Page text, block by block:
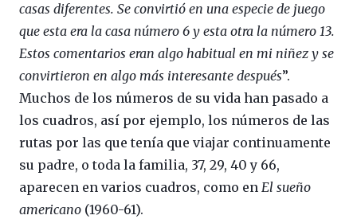
casas diferentes. Se convirtió en una especie de juego
que esta era la casa número 6 y esta otra la número 13.
Estos comentarios eran algo habitual en mi niñez y se
convirtieron en algo más interesante después”.
Muchos de los números de su vida han pasado a
los cuadros, así por ejemplo, los números de las
rutas por las que tenía que viajar continuamente
su padre, o toda la familia, 37, 29, 40 y 66,
aparecen en varios cuadros, como en El sueño
americano (1960-61).